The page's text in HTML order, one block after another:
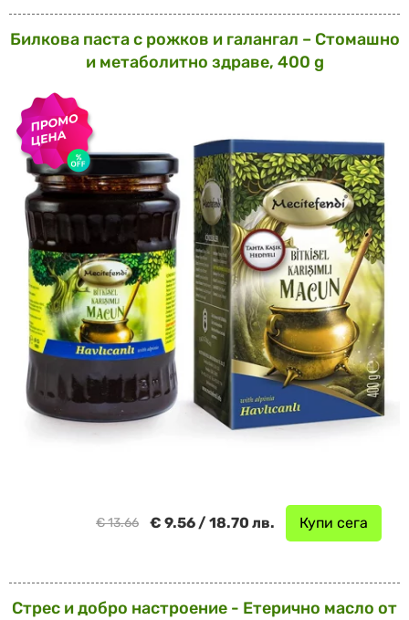
Билкова паста с рожков и галангал – Стомашно
и метаболитно здраве, 400 g
Купи сега
€ 9.56 / 18.70 лв.
€ 13.66
Стрес и добро настроение - Етерично масло от